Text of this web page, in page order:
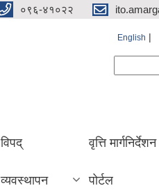
०९६-४१०२२
English
विपद्
व्यवस्थापन
वृत्ति मार्गनिर्देशन
पोर्टल